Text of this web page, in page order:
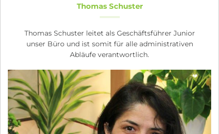
Thomas Schuster
Thomas Schuster leitet als Geschäftsführer Junior
unser Büro und ist somit für alle administrativen
Abläufe verantwortlich.